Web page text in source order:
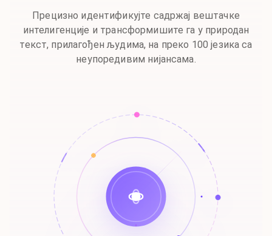
Прецизно идентификујте садржај вештачке
интелигенције и трансформишите га у природан
текст, прилагођен људима, на преко 100 језика са
неупоредивим нијансама.